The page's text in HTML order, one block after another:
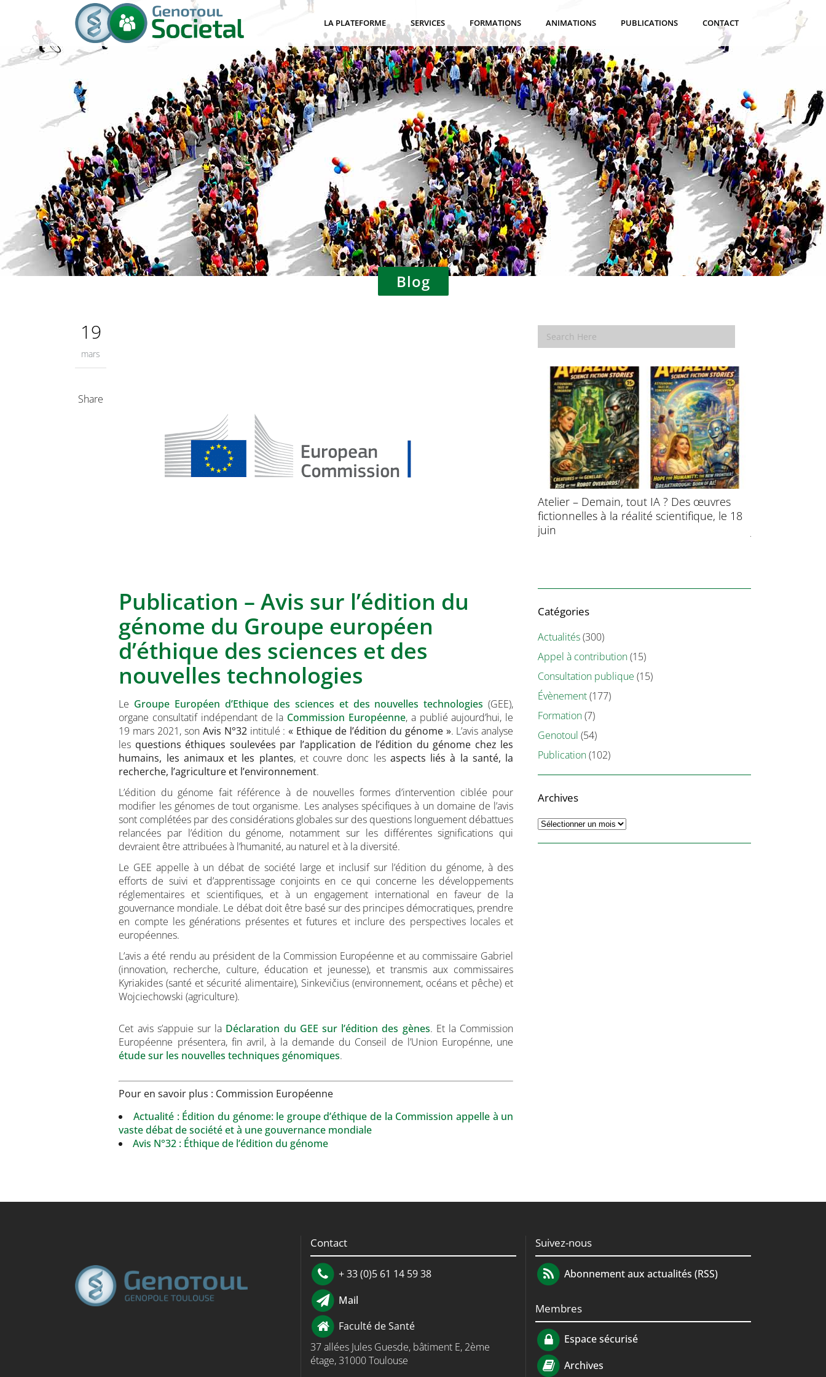
LA PLATEFORME SERVICES FORMATIONS ANIMATIONS PUBLICATIONS CONTACT
Blog
19
mars
Share
Publication – Avis sur l’édition du
génome du Groupe européen
d’éthique des sciences et des
nouvelles technologies
Le Groupe Européen d’Ethique des sciences et des nouvelles technologies (GEE),
organe consultatif indépendant de la Commission Européenne, a publié aujourd’hui, le
19 mars 2021, son Avis N°32intitulé :« Ethique de l’édition du génome ». L’avis analyse
les questions éthiques soulevées par l’application de l’édition du génome chez les
humains, les animaux et les plantes, et couvre donc les aspects liés à la santé, la
recherche, l’agriculture et l’environnement.
L’édition du génome fait référence à de nouvelles formes d’intervention ciblée pour
modifier les génomes de tout organisme. Les analyses spécifiques à un domaine de l’avis
sont complétées par des considérations globales sur des questions longuement débattues
relancées par l’édition du génome, notamment sur les différentes significations qui
devraient être attribuées à l’humanité, au naturel et à la diversité.
Le GEE appelle à un débat de société large et inclusif sur l’édition du génome, à des
efforts de suivi et d’apprentissage conjoints en ce qui concerne les développements
réglementaires et scientifiques, et à un engagement international en faveur de la
gouvernance mondiale. Le débat doit être basé sur des principes démocratiques, prendre
en compte les générations présentes et futures et inclure des perspectives locales et
européennes.
L’avis a été rendu au président de la Commission Européenne et au commissaire Gabriel
(innovation, recherche, culture, éducation et jeunesse), et transmis aux commissaires
Kyriakides (santé et sécurité alimentaire), Sinkevičius (environnement, océans et pêche) et
Wojciechowski (agriculture).
Cet avis s’appuie sur la Déclaration du GEE sur l’édition des gènes. Et la Commission
Européenne présentera, fin avril, à la demande du Conseil de l’Union Europénne, une
étude sur les nouvelles techniques génomiques.
Pour en savoir plus : Commission Européenne
Actualité : Édition du génome: le groupe d’éthique de la Commission appelle à un
vaste débat de société et à une gouvernance mondiale
Avis N°32 : Éthique de l’édition du génome
Atelier – Demain, tout IA ? Des œuvres
fictionnelles à la réalité scientifique, le 18
juin
Catégories
Actualités(300)
Appel à contribution(15)
Consultation publique (15)
Évènement(177)
Formation(7)
Genotoul (54)
Publication(102)
Archives
Archives
Contact
+ 33 (0)5 61 14 59 38
Mail
Faculté de Santé
37 allées Jules Guesde, bâtiment E, 2ème
étage, 31000 Toulouse
Suivez-nous
Abonnement aux actualités (RSS)
Membres
Espace sécurisé
Archives